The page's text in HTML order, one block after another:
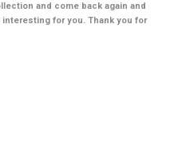
and come back again and
for you. Thank you for